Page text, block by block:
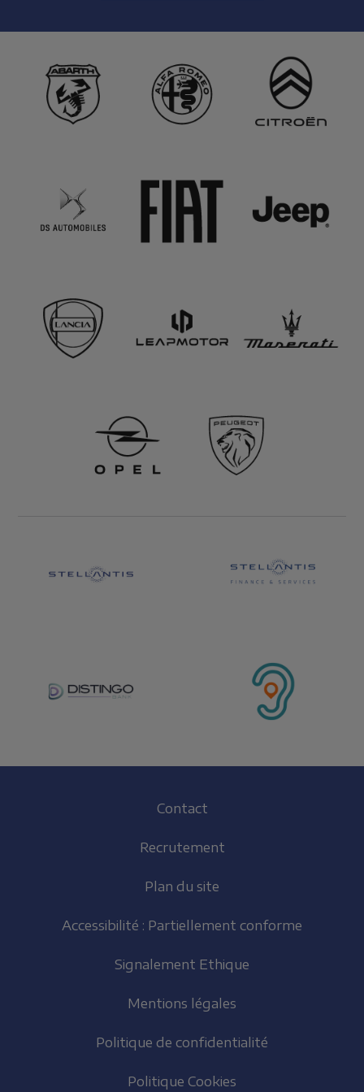
Contact
Recrutement
Plan du site
Accessibilité : Partiellement conforme
Signalement Ethique
Mentions légales
Politique de confidentialité
Politique Cookies